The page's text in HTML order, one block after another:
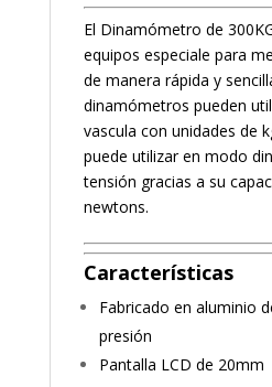
El Dinamómetro de
equipos especiale para
de manera rápida y
dinamómetros pueden
vascula con unidades de
puede utilizar en modo
tensión gracias a su
newtons.
Características
Fabricado en aluminio
presión
Pantalla LCD de 20mm